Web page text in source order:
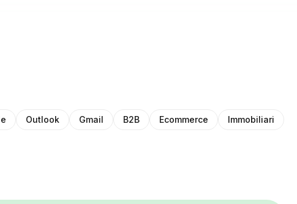
Outlook Gmail B2B Ecommerce
Immobiliari